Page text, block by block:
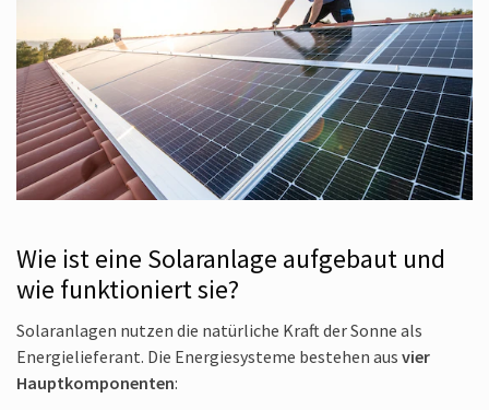
Wie ist eine Solar­anlage auf­gebaut und
wie funktioniert sie?
Solar­anlagen nutzen die natürliche Kraft der Sonne als
Energie­lieferant. Die Energie­systeme bestehen aus vier
Haupt­komponenten: